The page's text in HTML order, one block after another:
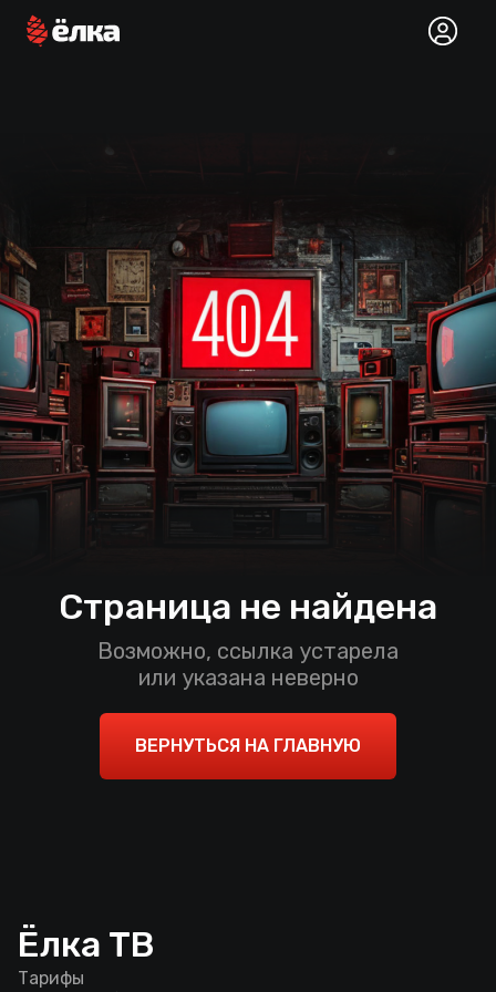
Страница не найдена
Возможно, ссылка устарела
или указана неверно
ВЕРНУТЬСЯ НА ГЛАВНУЮ
Ёлка ТВ
Тарифы